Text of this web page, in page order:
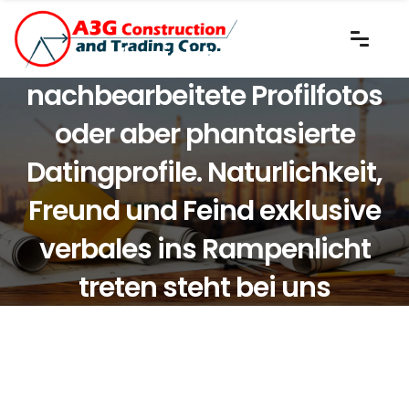
Verzichte unter
nachbearbeitete Profilfotos
oder aber phantasierte
Datingprofile. Naturlichkeit,
Freund und Feind exklusive
verbales ins Rampenlicht
treten steht bei uns